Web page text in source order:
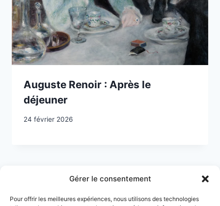
Gérer le consentement
Pour offrir les meilleures expériences, nous utilisons des technologies
Auguste Renoir : Après le
déjeuner
24 février 2026
Navigation
de
3
Page